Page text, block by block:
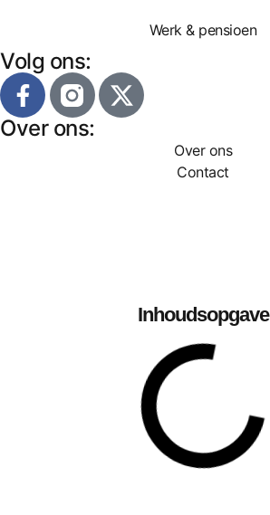
Werk & pensioen
Volg ons:
Over ons:
Over ons
Contact
Inhoudsopgave